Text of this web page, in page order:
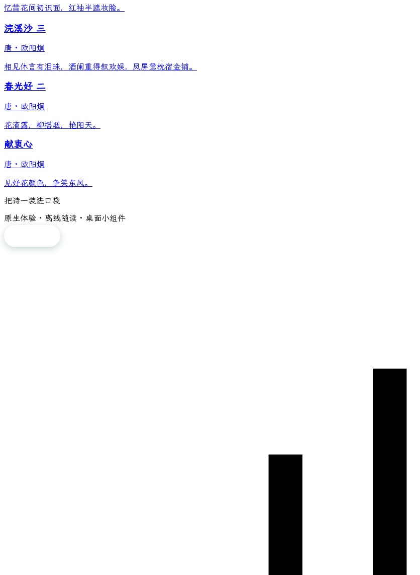
忆昔花间初识面，红袖半遮妆脸。
浣溪沙 三
唐 · 欧阳炯
相见休言有泪珠，酒阑重得叙欢娱，凤屏鸳枕宿金铺。
春光好 二
唐 · 欧阳炯
花滴露，柳摇烟，艳阳天。
献衷心
唐 · 欧阳炯
见好花颜色，争笑东风。
把诗一装进口袋
原生体验 · 离线随读 · 桌面小组件